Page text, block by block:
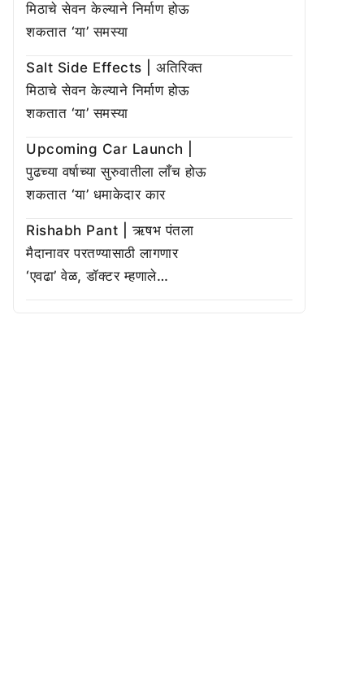
मिठाचे सेवन केल्याने निर्माण होऊ
शकतात ‘या’ समस्या
Salt Side Effects | अतिरिक्त
मिठाचे सेवन केल्याने निर्माण होऊ
शकतात ‘या’ समस्या
Upcoming Car Launch |
पुढच्या वर्षाच्या सुरुवातीला लाँच होऊ
शकतात ‘या’ धमाकेदार कार
Rishabh Pant | ऋषभ पंतला
मैदानावर परतण्यासाठी लागणार
‘एवढा’ वेळ, डॉक्टर म्हणाले…